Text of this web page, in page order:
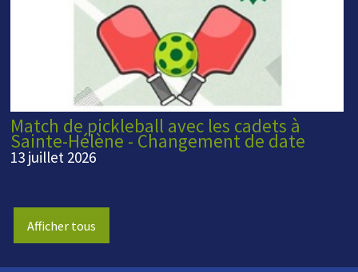
Match de pickleball avec les cadets à
Sainte-Hélène - Changement de date
13 juillet 2026
Afficher tous